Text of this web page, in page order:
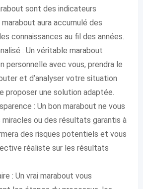
sont des indicateurs
aura accumulé des
connaissances au fil des années.
: Un véritable marabout
personnelle avec vous, prendra le
et d’analyser votre situation
proposer une solution adaptée.
: Un bon marabout ne vous
ou des résultats garantis à
des risques potentiels et vous
réaliste sur les résultats
: Un vrai marabout vous